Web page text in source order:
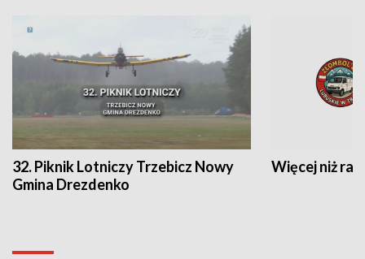
32. Piknik Lotniczy Trzebicz Nowy
Gmina Drezdenko
Więcej niż rajd